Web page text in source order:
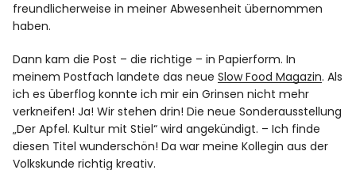
freundlicherweise in meiner Abwesenheit übernommen
haben.
Dann kam die Post – die richtige – in Papierform. In
meinem Postfach landete das neueSlow Food Magazin. Als
ich es überflog konnte ich mir ein Grinsen nicht mehr
verkneifen! Ja! Wir stehen drin! Dieneue Sonderausstellung
„Der Apfel. Kultur mit Stiel“ wird angekündigt. – Ich finde
diesen Titel wunderschön! Da war meine Kollegin aus der
Volkskunde richtig kreativ.